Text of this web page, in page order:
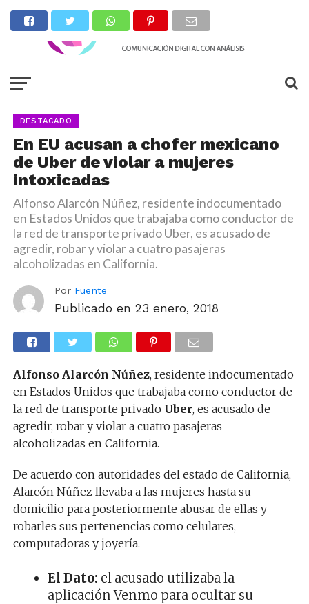
DESTACADO
En EU acusan a chofer mexicano
de Uber de violar a mujeres
intoxicadas
Alfonso Alarcón Núñez, residente indocumentado
en Estados Unidos que trabajaba como conductor de
la red de transporte privado Uber, es acusado de
agredir, robar y violar a cuatro pasajeras
alcoholizadas en California.
Por Fuente
Publicado en 23 enero, 2018
Alfonso Alarcón Núñez, residente indocumentado
en Estados Unidos que trabajaba como conductor de
la red de transporte privado Uber, es acusado de
agredir, robar y violar a cuatro pasajeras
alcoholizadas en California.
De acuerdo con autoridades del estado de California,
Alarcón Núñez llevaba a las mujeres hasta su
domicilio para posteriormente abusar de ellas y
robarles sus pertenencias como celulares,
computadoras y joyería.
El Dato: el acusado utilizaba la
aplicación Venmo para ocultar su